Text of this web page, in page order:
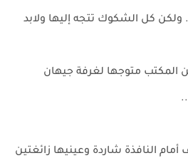
كل الشكوك تتجه إليها ولابد
متوجها لغرفة جيهان
النافذة شاردة وعينيها زائغتين